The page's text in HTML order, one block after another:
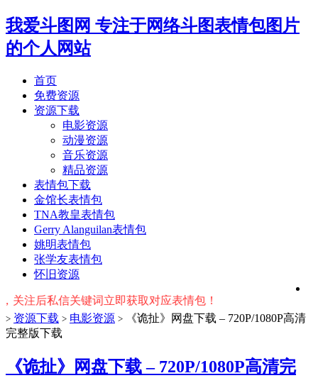
我爱斗图网 专注于网络斗图表情包图片
的个人网站
首页
免费资源
资源下载
电影资源
动漫资源
音乐资源
精品资源
表情包下载
金馆长表情包
TNA教皇表情包
Gerry Alanguilan表情包
姚明表情包
张学友表情包
怀旧资源
后私信关键词立即获取对应表情包！ ※ 友情提示：右上角输
> 资源下载 > 电影资源 >
《诡扯》网盘下载 – 720P/1080P高清
完整版下载
《诡扯》网盘下载 – 720P/1080P高清完